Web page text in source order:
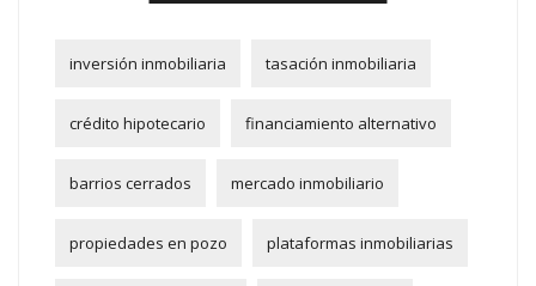
inversión inmobiliaria tasación inmobiliaria
crédito hipotecario financiamiento alternativo
barrios cerrados mercado inmobiliario
propiedades en pozo plataformas inmobiliarias